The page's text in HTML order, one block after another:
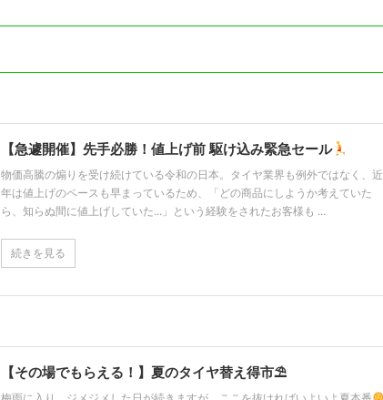
【急遽開催】先手必勝！値上げ前 駆け込み緊急セール
物価高騰の煽りを受け続けている令和の日本。タイヤ業界も例外ではなく、近
年は値上げのペースも早まっているため、「どの商品にしようか考えていた
ら、知らぬ間に値上げしていた...」という経験をされたお客様も ...
続きを見る
【その場でもらえる！】夏のタイヤ替え得市⛱